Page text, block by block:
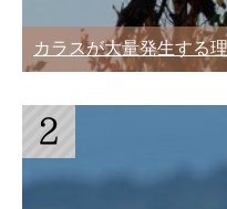
カラスが大量発生する